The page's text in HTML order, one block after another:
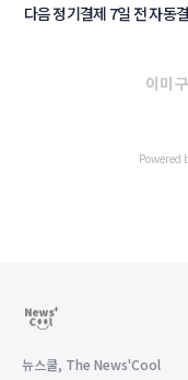
다음 정기결제 7일 전 자동
이미
Powered
뉴스쿨, The News'Cool